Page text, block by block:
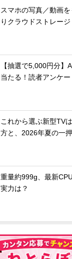
スマホの写真／動画
りクラウドストレージ
【抽選で5,000円分
当たる！読者アンケー
これから選ぶ新型TV
方と、2026年夏の一
重量約999g、最新
実力は？